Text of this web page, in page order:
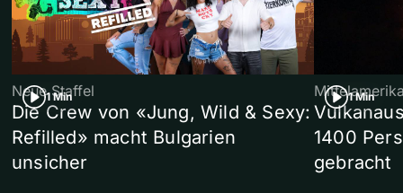
1 Min
Neue Staffel
Die Crew von «Jung, Wild & Sexy:
Refilled» macht Bulgarien
unsicher
1 Min
1400
gebracht